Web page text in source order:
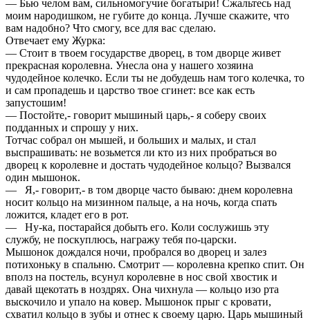
— Бью челом вам, сильномогучие богатыри! Сжальтесь над
моим народишком, не губите до конца. Лучше скажите, что
вам надобно? Что смогу, все для вас сделаю.
Отвечает ему Журка:
— Стоит в твоем государстве дворец, в том дворце живет
прекрасная королевна. Унесла она у нашего хозяина
чудодейное колечко. Если ты не добудешь нам того колечка, то
и сам пропадешь и царство твое сгинет: все как есть
запустошим!
— Постойте,- говорит мышиный царь,- я соберу своих
подданных и спрошу у них.
Тотчас собрал он мышей, и больших и малых, и стал
выспрашивать: не возьмется ли кто из них пробраться во
дворец к королевне и достать чудодейное кольцо? Вызвался
один мышонок.
— Я,- говорит,- в том дворце часто бываю: днем королевна
носит кольцо на мизинном пальце, а на ночь, когда спать
ложится, кладет его в рот.
— Ну-ка, постарайся добыть его. Коли сослужишь эту
службу, не поскуплюсь, награжу тебя по-царски.
Мышонок дождался ночи, пробрался во дворец и залез
потихоньку в спальню. Смотрит — королевна крепко спит. Он
вполз на постель, всунул королевне в нос свой хвостик и
давай щекотать в ноздрях. Она чихнула — кольцо изо рта
выскочило и упало на ковер. Мышонок прыг с кровати,
схватил кольцо в зубы и отнес к своему царю. Царь мышиный